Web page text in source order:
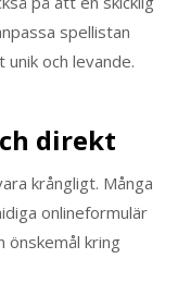
spellistan
och levande.
direkt
krångligt. Många
onlineformulär
önskemål kring